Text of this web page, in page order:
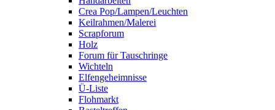
Crea Pop/Lampen/Leuchten
Keilrahmen/Malerei
Scrapforum
Holz
Forum für Tauschringe
Wichteln
Elfengeheimnisse
Ü-Liste
Flohmarkt